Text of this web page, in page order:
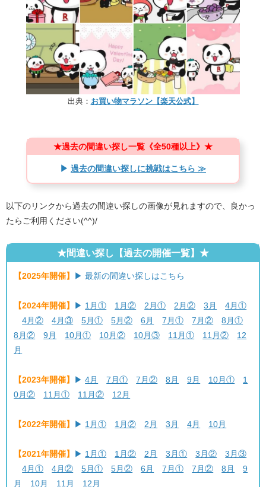
出典： お買い物マラソン【楽天公式】
★過去の間違い探し一覧《全50種以上》★
▶ 過去の間違い探しに挑戦はこちら ≫
以下のリンクから過去の間違い探しの画像が見れますので、良かっ
たらご利用ください(^^)/
★間違い探し【過去の開催一覧】★
【2025年開催】 ▶ 最新の間違い探しはこちら
【2024年開催】 ▶ 1月① 1月② 2月① 2月② 3月
4月①
4月②
4月③ 5月① 5月② 6月 7月① 7月②
8月①
8月②
9月 10月① 10月② 10月③ 11月① 11月②
12
月
【2023年開催】 ▶4月 7月① 7月② 8月 9月 10月①
1
0月②
11月① 11月② 12月
【2022年開催】 ▶ 1月① 1月② 2月 3月 4月 10月
【2021年開催】 ▶ 1月① 1月② 2月 3月① 3月②
3月③
4月①
4月② 5月① 5月② 6月 7月① 7月② 8月
9
月
10月 11月 12月